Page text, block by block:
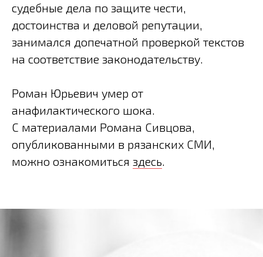
судебные дела по защите чести,
достоинства и деловой репутации,
занимался допечатной проверкой текстов
на соответствие законодательству.
Роман Юрьевич умер от
анафилактического шока.
С материалами Романа Сивцова,
опубликованными в рязанских СМИ,
можно ознакомиться здесь.